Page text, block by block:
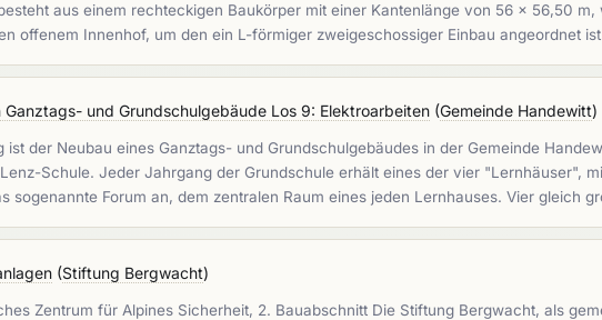
aus einem rechteckigen Baukörper mit einer Kantenlänge von 56 x 56,50
offenem Innenhof, um den ein L-förmiger zweigeschossiger Einbau angeordnet
Ganztags- und Grundschulgebäude Los 9: Elektroarbeiten (Gemeinde Handewitt)
ist der Neubau eines Ganztags- und Grundschulgebäudes in der Gemeinde
Schule. Jeder Jahrgang der Grundschule erhält eines der vier "Lernhäuser",
sogenannte Forum an, dem zentralen Raum eines jeden Lernhauses. Vier gleich
(Stiftung Bergwacht)
Zentrum für Alpines Sicherheit, 2. Bauabschnitt Die Stiftung Bergwacht, als